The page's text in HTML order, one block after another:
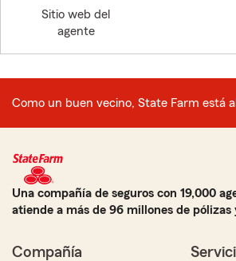
Sitio web del
agente
Como un buen vecino, State Farm está
Una compañía de seguros con 19,000
atiende a más de 96 millones de pólizas
Compañía